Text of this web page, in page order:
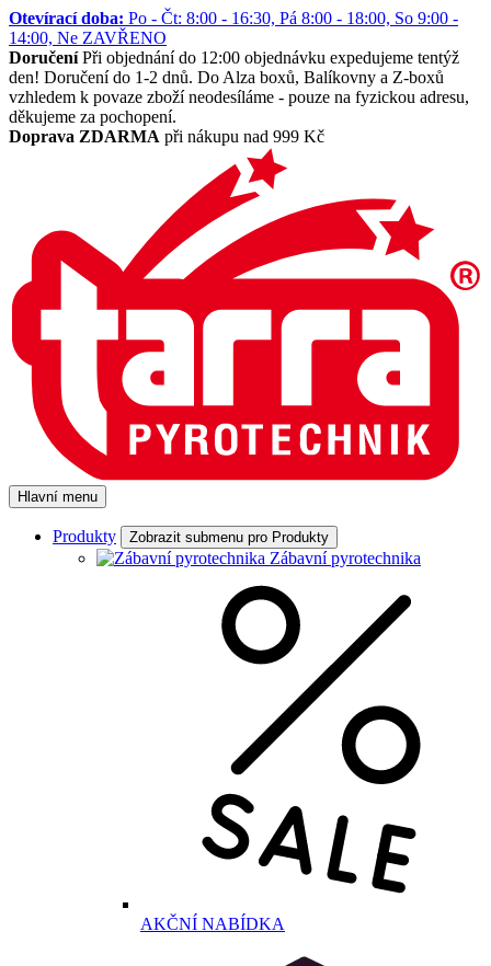
Otevírací doba: Po - Čt: 8:00 - 16:30, Pá 8:00 - 18:00, So 9:00 -
14:00, Ne ZAVŘENO
DoručeníPři objednání do 12:00 objednávku expedujeme tentýž
den! Doručení do 1-2 dnů. Do Alza boxů, Balíkovny a Z-boxů
vzhledem k povaze zboží neodesíláme - pouze na fyzickou adresu,
děkujeme za pochopení.
Doprava ZDARMA při nákupu nad 999 Kč
Hlavní menu
Produkty Zobrazit submenu pro Produkty
Zábavní pyrotechnika
AKČNÍ NABÍDKA